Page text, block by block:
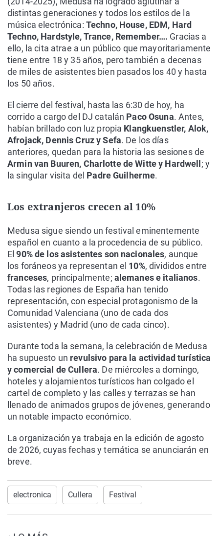
distintas generaciones y todos los estilos de la
música electrónica: Techno, House, EDM, Hard
Techno, Hardstyle, Trance, Remember…. Gracias a
ello, la cita atrae a un público que mayoritariamente
tiene entre 18 y 35 años, pero también a decenas
de miles de asistentes bien pasados los 40 y hasta
los 50 años.
El cierre del festival, hasta las 6:30 de hoy, ha
corrido a cargo del DJ catalán Paco Osuna. Antes,
habían brillado con luz propia Klangkuenstler, Alok,
Afrojack, Dennis Cruz y Sefa. De los días
anteriores, quedan para la historia las sesiones de
Armin van Buuren, Charlotte de Witte y Hardwell ; y
la singular visita del Padre Guilherme.
Los extranjeros crecen al 10%
Medusa sigue siendo un festival eminentemente
español en cuanto a la procedencia de su público.
El 90% de los asistentes son nacionales, aunque
los foráneos ya representan el 10%, divididos entre
franceses, principalmente; alemanes e italianos.
Todas las regiones de España han tenido
representación, con especial protagonismo de la
Comunidad Valenciana (uno de cada dos
asistentes) y Madrid (uno de cada cinco).
Durante toda la semana, la celebración de Medusa
ha supuesto un revulsivo para la actividad turística
y comercial de Cullera. De miércoles a domingo,
hoteles y alojamientos turísticos han colgado el
cartel de completo y las calles y terrazas se han
llenado de animados grupos de jóvenes, generando
un notable impacto económico.
La organización ya trabaja en la edición de agosto
de 2026, cuyas fechas y temática se anunciarán en
breve.
electronica Cullera Festival